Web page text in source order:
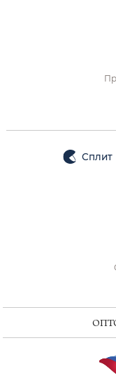
Сплит